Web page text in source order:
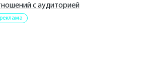
с аудиторией